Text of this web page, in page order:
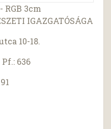
RGB 3cm
IGAZGATÓSÁGA
10-18.
636